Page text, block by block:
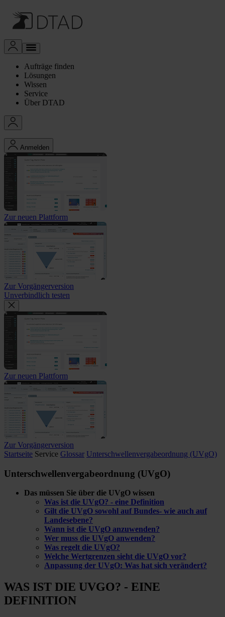
Aufträge finden
Lösungen
Wissen
Service
Über DTAD
Anmelden
Zur neuen Plattform
Zur Vorgängerversion
Unverbindlich testen
Zur neuen Plattform
Zur Vorgängerversion
Startseite Service Glossar Unterschwellenvergabeordnung (UVgO)
Unterschwellenvergabeordnung (UVgO)
Das müssen Sie über die UVgO wissen
Was ist die UVgO? - eine Definition
Gilt die UVgO sowohl auf Bundes- wie auch auf
Landesebene?
Wann ist die UVgO anzuwenden?
Wer muss die UVgO anwenden?
Was regelt die UVgO?
Welche Wertgrenzen sieht die UVgO vor?
Anpassung der UVgO: Was hat sich verändert?
WAS IST DIE UVGO? - EINE
DEFINITION